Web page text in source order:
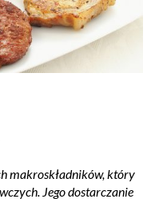
makroskładników, który
Jego dostarczanie